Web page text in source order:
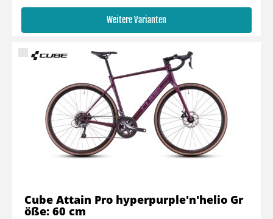
Weitere Varianten
Cube Attain Pro hyperpurple'n'helio Gr
öße: 60 cm